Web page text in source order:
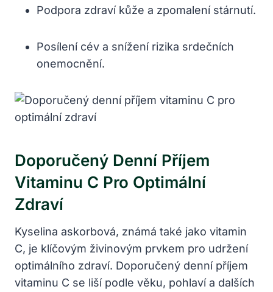
Podpora zdraví kůže a zpomalení stárnutí.
Posílení cév a snížení rizika srdečních
onemocnění.
Doporučený Denní Příjem
Vitaminu C Pro Optimální
Zdraví
Kyselina askorbová, známá také jako vitamin
C, je klíčovým živinovým prvkem pro udržení
optimálního zdraví. Doporučený denní příjem
vitaminu C se liší podle věku, pohlaví a dalších